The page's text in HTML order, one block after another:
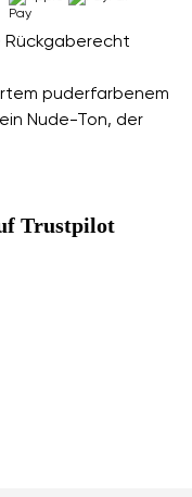
puderfarbenem
Nude-Ton, der
Rückgaberecht
Trustpilot